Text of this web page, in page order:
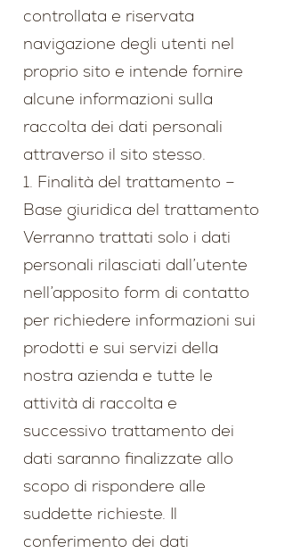
controllata e riservata
navigazione degli utenti nel
proprio sito e intende fornire
alcune informazioni sulla
raccolta dei dati personali
attraverso il sito stesso.
1. Finalità del trattamento –
Base giuridica del trattamento
Verranno trattati solo i dati
personali rilasciati dall’utente
nell’apposito form di contatto
per richiedere informazioni sui
prodotti e sui servizi della
nostra azienda e tutte le
attività di raccolta e
successivo trattamento dei
dati saranno finalizzate allo
scopo di rispondere alle
suddette richieste. Il
conferimento dei dati